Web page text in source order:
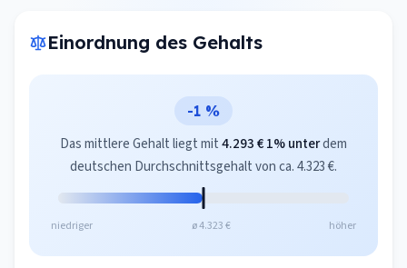
Einordnung des Gehalts
-1 %
Das mittlere Gehalt liegt mit4.293 €1% unterdem
deutschen Durchschnittsgehalt von ca. 4.323 €.
niedriger ø 4.323 € höher